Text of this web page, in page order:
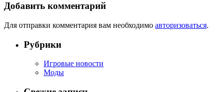
Добавить комментарий
Для отправки комментария вам необходимо авторизоваться.
Рубрики
Игровые новости
Моды